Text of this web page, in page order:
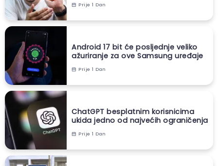
Prije 1 Dan
Android 17 bit će posljednje veliko
ažuriranje za ove Samsung uređaje
Prije 1 Dan
ChatGPT besplatnim korisnicima
ukida jedno od najvećih ograničenja
Prije 1 Dan